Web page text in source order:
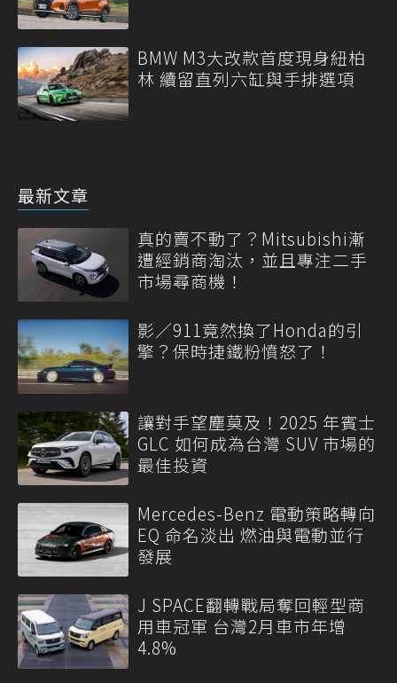
BMW M3大改款首度現身紐柏
林 續留直列六缸與手排選項
最新文章
真的賣不動了？Mitsubishi漸
遭經銷商淘汰，並且專注二手
市場尋商機！
影／911竟然換了Honda的引
擎？保時捷鐵粉憤怒了！
讓對手望塵莫及！2025 年賓士
GLC 如何成為台灣 SUV 市場的
最佳投資
Mercedes-Benz 電動策略轉向
EQ 命名淡出 燃油與電動並行
發展
J SPACE翻轉戰局奪回輕型商
用車冠軍 台灣2月車市年增
4.8%